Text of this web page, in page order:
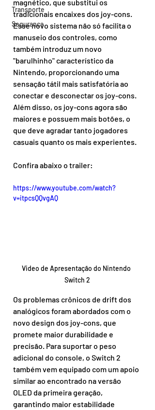
Transporte
Segurança
magnético, que substitui os
tradicionais encaixes dos joy-cons.
Esse novo sistema não só facilita o
manuseio dos controles, como
também introduz um novo
"barulhinho" característico da
Nintendo, proporcionando uma
sensação tátil mais satisfatória ao
conectar e desconectar os joy-cons.
Além disso, os joy-cons agora são
maiores e possuem mais botões, o
que deve agradar tanto jogadores
casuais quanto os mais experientes.
Confira abaixo o trailer:
https://www.youtube.com/watch?
v=itpcsQQvgAQ
Video de Apresentação do Nintendo
Switch 2
Os problemas crônicos de drift dos
analógicos foram abordados com o
novo design dos joy-cons, que
promete maior durabilidade e
precisão. Para suportar o peso
adicional do console, o Switch 2
também vem equipado com um apoio
similar ao encontrado na versão
OLED da primeira geração,
garantindo maior estabilidade